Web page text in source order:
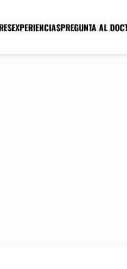
EXPERIENCIASPREGUNTA AL